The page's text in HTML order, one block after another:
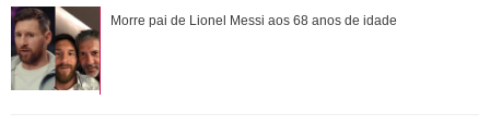
Fernanda Montenegro cancela presença em evento literário
Morre pai de Lionel Messi aos 68 anos de idade